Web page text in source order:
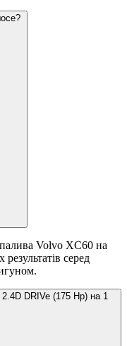
Volvo XC60 на
серед
DRIVe (175 Hp) на 1